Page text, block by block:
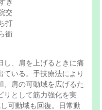
し、肩を上げるときに痛
いる。手技療法により
、肩の可動域を広げるた
リとして筋力強化を実
可動域も回復。日常動